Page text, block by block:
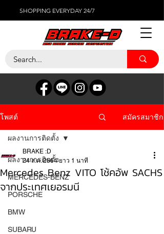
SHOPPING EVERYDAY 24/7
โพสต์ สมัครสมาชิก
ผลงานการติดตั้ง
MERCEDES-BENZ
PORSCHE
BMW
SUBARU
ผลงานการติดตั้ง
Mercedes Benz VITO โช้คอัพ SACHS
จากประเทศเยอรมนี
BRAKE :D
24 ส.ค. 2564 ยาว 1 นาที